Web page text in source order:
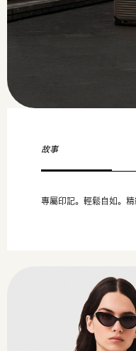
故事
專屬印記。輕鬆自如。精